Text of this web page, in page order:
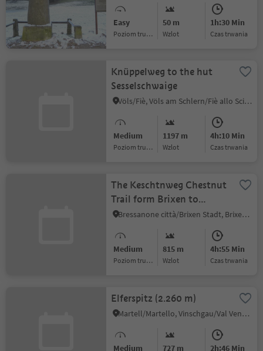
Easy
Poziom trudności
50 m
Wzlot
1h:30 Min
czas trwania
Knüppelweg to the hut
Sesselschwaige
Völs/Fiè, Völs am Schlern/Fiè allo Sciliar, Dolomites Region Seiser Alm
Medium
Poziom trudności
1197 m
Wzlot
4h:10 Min
czas trwania
The Keschtnweg Chestnut
Trail form Brixen to
Klausen
Bressanone città/Brixen Stadt, Brixen/Bressanone, Brixen/Bressanone and environs
Medium
Poziom trudności
815 m
Wzlot
4h:55 Min
czas trwania
Elferspitz (2.260 m)
Martell/Martello, Vinschgau/Val Venosta
Medium 727 m 2h:46 Min